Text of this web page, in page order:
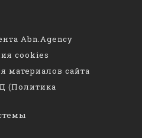
Abn.Agency
cookies
материалов сайта
(Политика